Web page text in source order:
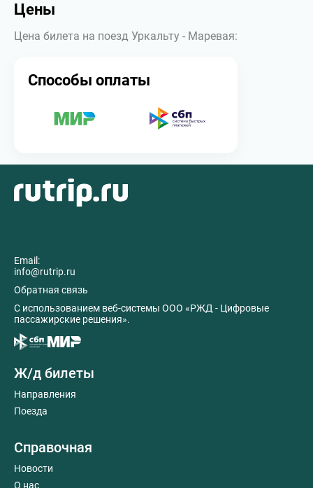
Цены
Цена билета на поезд Уркальту - Маревая:
Способы оплаты
Email:
info@rutrip.ru
Обратная связь
C использованием веб-системы ООО «РЖД - Цифровые
пассажирские решения».
Ж/д билеты
Направления
Поезда
Справочная
Новости
О нас